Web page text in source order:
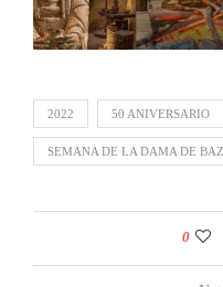
2022 50 ANIVERSARIO
SEMANA DE LA DAMA DE
0